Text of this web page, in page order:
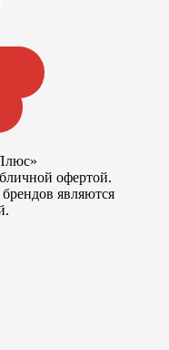
офертой.
являются